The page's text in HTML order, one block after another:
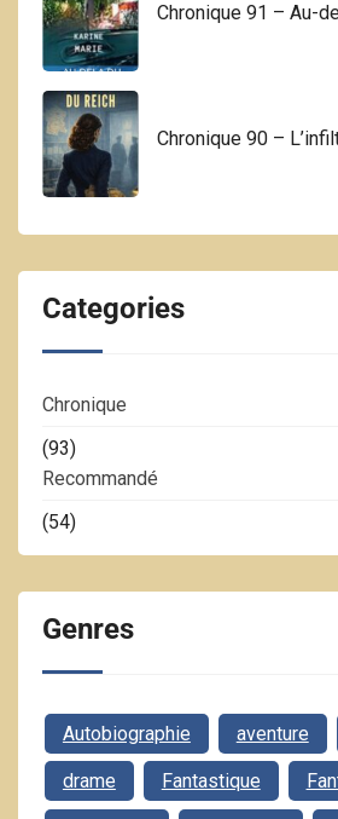
Chronique 91 – Au-
Chronique 90 –
Categories
Chronique
(93)
Recommandé
(54)
Genres
Autobiographie aventure
drame Fantastique